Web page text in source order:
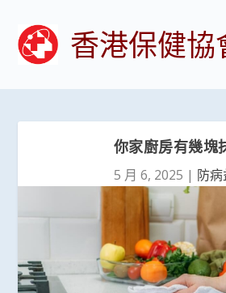
香港保健協
你家廚房有幾塊
5 月 6, 2025 | 防